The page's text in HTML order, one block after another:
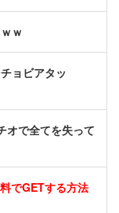
ｗ
ョビアタッ
オで全てを失って
でGETする方法